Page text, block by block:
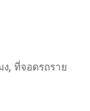
ง, ที่จอดรถราย